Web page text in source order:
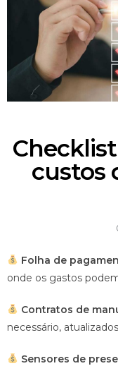
custos
Folha de
onde os gastos
Contratos de
necessário,
Sensores de